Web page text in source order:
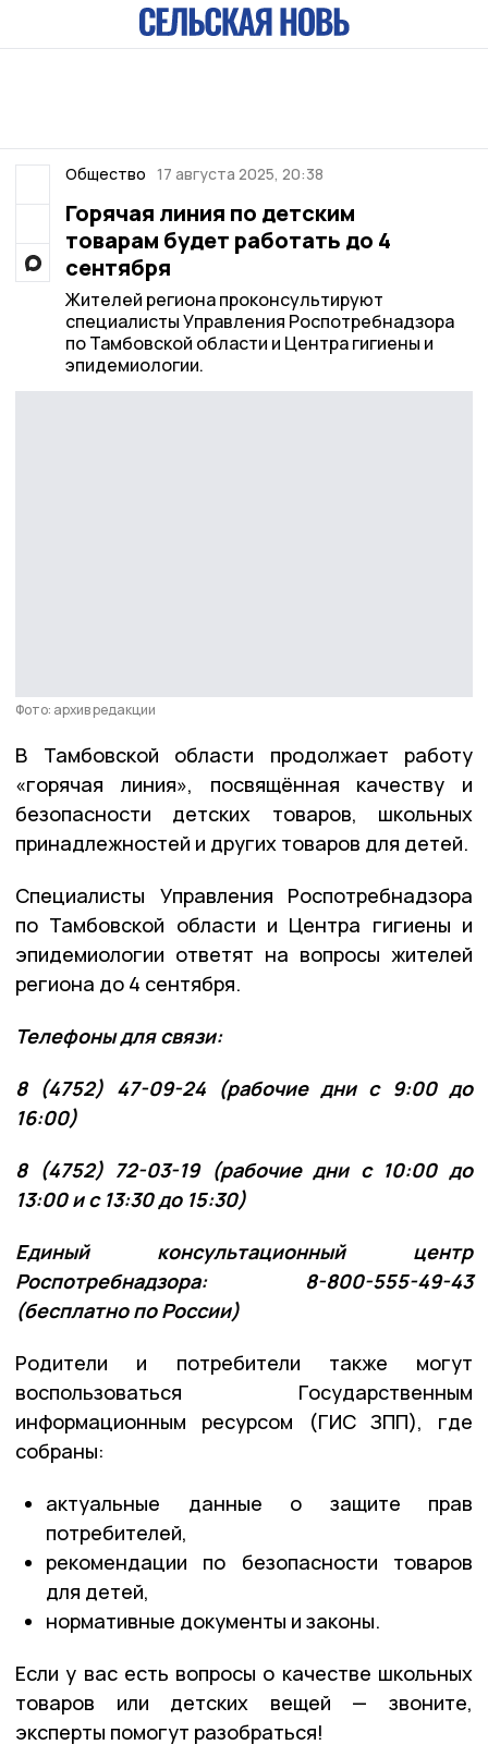
Общество 17 августа 2025, 20:38
Горячая линия по детским
товарам будет работать до 4
сентября
Жителей региона проконсультируют
специалисты Управления Роспотребнадзора
по Тамбовской области и Центра гигиены и
эпидемиологии.
Фото: архив редакции
В Тамбовской области продолжает работу
«горячая линия», посвящённая качеству и
безопасности детских товаров, школьных
принадлежностей и других товаров для детей.
Специалисты Управления Роспотребнадзора
по Тамбовской области и Центра гигиены и
эпидемиологии ответят на вопросы жителей
региона до 4 сентября.
Телефоны для связи:
8 (4752) 47-09-24 (рабочие дни с 9:00 до
16:00)
8 (4752) 72-03-19 (рабочие дни с 10:00 до
13:00 и с 13:30 до 15:30)
Единый консультационный центр
Роспотребнадзора: 8-800-555-49-43
(бесплатно по России)
Родители и потребители также могут
воспользоваться Государственным
информационным ресурсом (ГИС ЗПП), где
собраны:
актуальные данные о защите прав
потребителей,
рекомендации по безопасности товаров
для детей,
нормативные документы и законы.
Если у вас есть вопросы о качестве школьных
товаров или детских вещей — звоните,
эксперты помогут разобраться!